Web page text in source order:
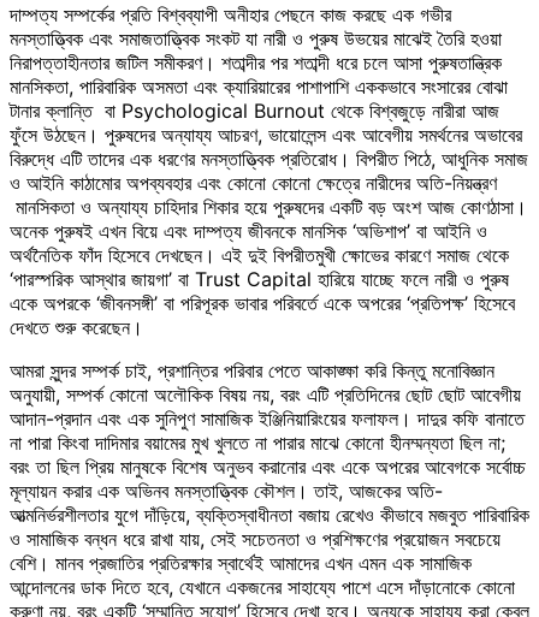
দাম্পত্য সম্পর্কের প্রতি বিশ্বব্যাপী অনীহার পেছনে কাজ করছে এক গভীর
মনস্তাত্ত্বিক এবং সমাজতাত্ত্বিক সংকট যা নারী ও পুরুষ উভয়ের মাঝেই তৈরি হওয়া
নিরাপত্তাহীনতার জটিল সমীকরণ। শতাব্দীর পর শতাব্দী ধরে চলে আসা পুরুষতান্ত্রিক
মানসিকতা, পারিবারিক অসমতা এবং ক্যারিয়ারের পাশাপাশি এককভাবে সংসারের বোঝা
টানার ক্লান্তি বা Psychological Burnout থেকে বিশ্বজুড়ে নারীরা আজ
ফুঁসে উঠছেন। পুরুষদের অন্যায্য আচরণ, ভায়োলেন্স এবং আবেগীয় সমর্থনের অভাবের
বিরুদ্ধে এটি তাদের এক ধরণের মনস্তাত্ত্বিক প্রতিরোধ। বিপরীত পিঠে, আধুনিক সমাজ
ও আইনি কাঠামোর অপব্যবহার এবং কোনো কোনো ক্ষেত্রে নারীদের অতি-নিয়ন্ত্রণ
মানসিকতা ও অন্যায্য চাহিদার শিকার হয়ে পুরুষদের একটি বড় অংশ আজ কোণঠাসা।
অনেক পুরুষই এখন বিয়ে এবং দাম্পত্য জীবনকে মানসিক ‘অভিশাপ’ বা আইনি ও
অর্থনৈতিক ফাঁদ হিসেবে দেখছেন। এই দুই বিপরীতমুখী ক্ষোভের কারণে সমাজ থেকে
‘পারস্পরিক আস্থার জায়গা’ বা Trust Capital হারিয়ে যাচ্ছে ফলে নারী ও পুরুষ
একে অপরকে ‘জীবনসঙ্গী’ বা পরিপূরক ভাবার পরিবর্তে একে অপরের ‘প্রতিপক্ষ’ হিসেবে
দেখতে শুরু করেছেন।
আমরা সুন্দর সম্পর্ক চাই, প্রশান্তির পরিবার পেতে আকাঙ্ক্ষা করি কিন্তু মনোবিজ্ঞান
অনুযায়ী, সম্পর্ক কোনো অলৌকিক বিষয় নয়, বরং এটি প্রতিদিনের ছোট ছোট আবেগীয়
আদান-প্রদান এবং এক সুনিপুণ সামাজিক ইঞ্জিনিয়ারিংয়ের ফলাফল। দাদুর কফি বানাতে
না পারা কিংবা দাদিমার বয়ামের মুখ খুলতে না পারার মাঝে কোনো হীনম্মন্যতা ছিল না;
বরং তা ছিল প্রিয় মানুষকে বিশেষ অনুভব করানোর এবং একে অপরের আবেগকে সর্বোচ্চ
মূল্যায়ন করার এক অভিনব মনস্তাত্ত্বিক কৌশল। তাই, আজকের অতি-
আত্মনির্ভরশীলতার যুগে দাঁড়িয়ে, ব্যক্তিস্বাধীনতা বজায় রেখেও কীভাবে মজবুত পারিবারিক
ও সামাজিক বন্ধন ধরে রাখা যায়, সেই সচেতনতা ও প্রশিক্ষণের প্রয়োজন সবচেয়ে
বেশি। মানব প্রজাতির প্রতিরক্ষার স্বার্থেই আমাদের এখন এমন এক সামাজিক
আন্দোলনের ডাক দিতে হবে, যেখানে একজনের সাহায্যে পাশে এসে দাঁড়ানোকে কোনো
করুণা নয়, বরং একটি ‘সম্মানিত সুযোগ’ হিসেবে দেখা হবে। অন্যকে সাহায্য করা কেবল